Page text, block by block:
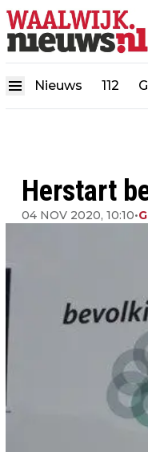
Nieuws 112
Herstart
04 NOV 2020, 10:10•